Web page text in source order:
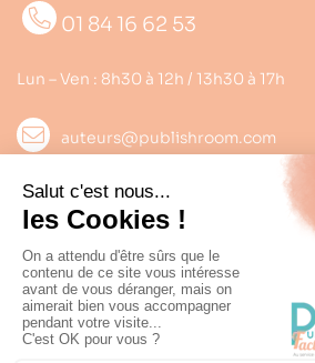
01 84 16 62 53
Lun – Ven : 8h30 à 12h / 13h30 à 17h
auteurs@publishroom.com
Informations
Suivez nous